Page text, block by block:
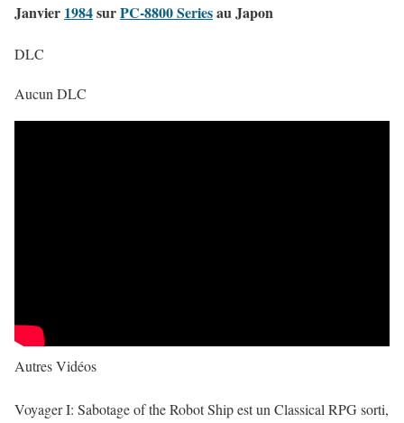
Janvier 1984surPC-8800 Seriesau Japon
DLC
Aucun DLC
Autres Vidéos
Voyager I: Sabotage of the Robot Ship est un Classical RPG sorti,